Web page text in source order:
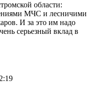
области:
МЧС и лесничими
И за это им надо
серьезный вклад в